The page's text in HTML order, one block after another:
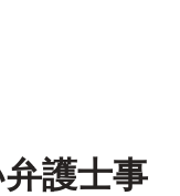
弁護士事